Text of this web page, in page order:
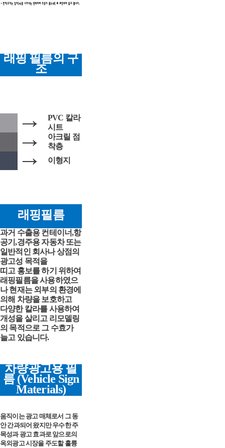
래핑 필름의 구
조
→
PVC 칼라
시트
→
아크릴 점
착층
→ 이형지
래핑필름
과거 수출용 컨테이너,항
공기,경주용 자동차 또는
일반적인 회사나 상점의
광고성 목적을
띠고 홍보를 하기 위하여
래핑필름을 사용하였으
나 현재는 외부의 환경에
의해 차량을 보호하고
다양한 칼라를 사용하여
개성을 살리고 리모델링
의 목적으로 그 수효가
늘고 있습니다.
차량광고용 필
름 (Vehicle Sign
Materials)
움직이는 광고 매체로서 그 동
안 간과되어 왔지만 우수한 주
목성과 광고 효과로 앞으로의
옥외광고 시장을 주도할 훌륭